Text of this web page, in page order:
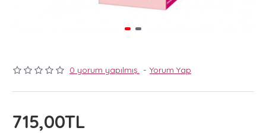
0 yorum yapılmış. - Yorum Yap
715,00TL